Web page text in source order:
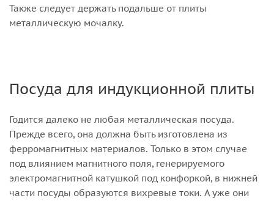
Также следует держать подальше от плиты
металлическую мочалку.
Посуда для индукционной плиты
Годится далеко не любая металлическая посуда.
Прежде всего, она должна быть изготовлена из
ферромагнитных материалов. Только в этом случае
под влиянием магнитного поля, генерируемого
электромагнитной катушкой под конфоркой, в нижней
части посуды образуются вихревые токи. А уже они